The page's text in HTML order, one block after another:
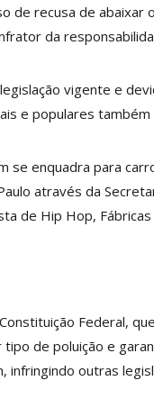
de recusa de
da
vigente e
e populares
se enquadra para
através da
de Hip Hop,
Federal,
de poluição e
outras